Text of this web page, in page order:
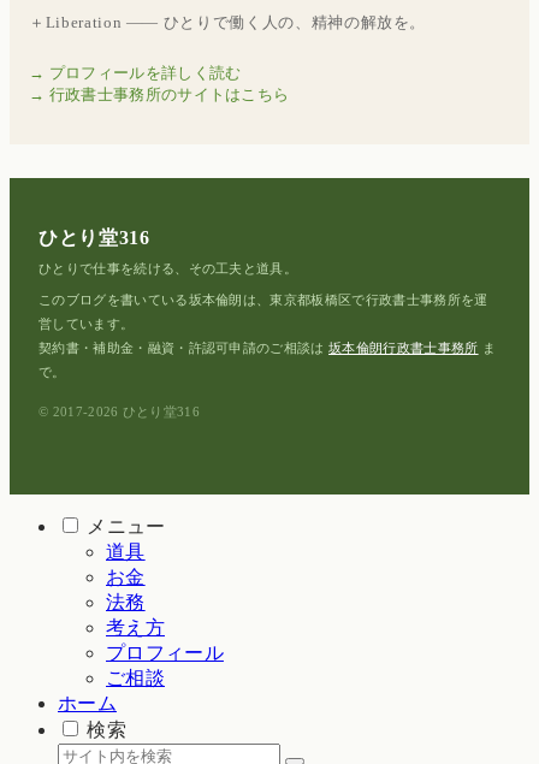
＋Liberation —— ひとりで働く人の、精神の解放を。
→ プロフィールを詳しく読む
→ 行政書士事務所のサイトはこちら
ひとり堂316
ひとりで仕事を続ける、その工夫と道具。
このブログを書いている坂本倫朗は、東京都板橋区で行政書士事務所を運
営しています。
契約書・補助金・融資・許認可申請のご相談は坂本倫朗行政書士事務所 ま
で。
© 2017-2026 ひとり堂316
メニュー
道具
お金
法務
考え方
プロフィール
ご相談
ホーム
検索